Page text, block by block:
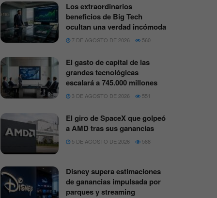
Los extraordinarios
beneficios de Big Tech
ocultan una verdad incómoda
7 DE AGOSTO DE 2026 560
El gasto de capital de las
grandes tecnológicas
escalará a 745.000 millones
3 DE AGOSTO DE 2026 551
El giro de SpaceX que golpeó
a AMD tras sus ganancias
5 DE AGOSTO DE 2026 588
Disney supera estimaciones
de ganancias impulsada por
parques y streaming